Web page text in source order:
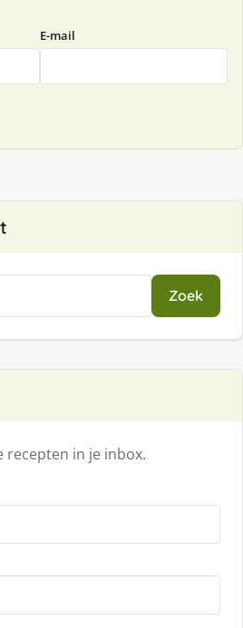
E-mail
Zoek
recepten in je inbox.